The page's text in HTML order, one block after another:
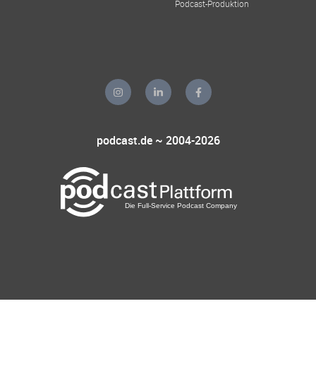
Podcast-Produktion
podcast.de ~ 2004-2026